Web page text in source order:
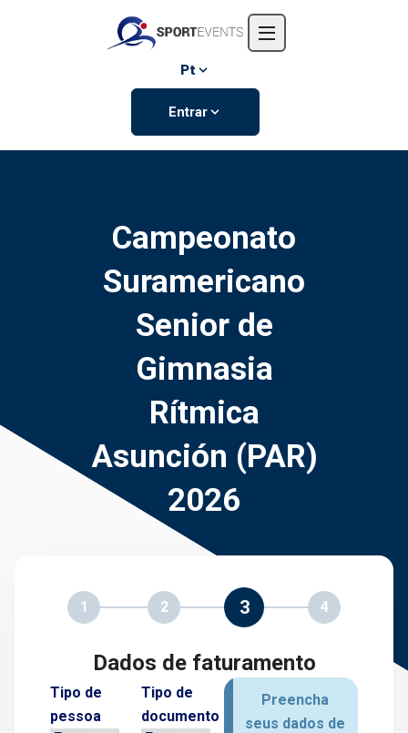
Eventos
Pt
Entrar
Campeonato
Suramericano
Senior de
Gimnasia
Rítmica
Asunción (PAR)
2026
1 2 3 4
Dados de faturamento
Tipo de
pessoa
Tipo de
documento
Preencha
seus dados de